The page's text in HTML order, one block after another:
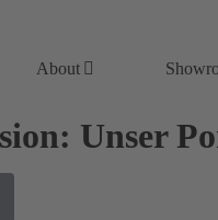
About
Unser